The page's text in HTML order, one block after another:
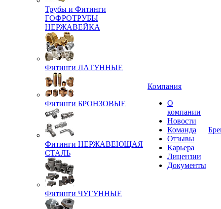
Трубы и Фитинги
ГОФРОТРУБЫ
НЕРЖАВЕЙКА
Фитинги ЛАТУННЫЕ
Фитинги БРОНЗОВЫЕ
Фитинги НЕРЖАВЕЮЩАЯ
СТАЛЬ
Фитинги ЧУГУННЫЕ
Компания
О
компании
Новости
Команда
Отзывы
Карьера
Лицензии
Документы